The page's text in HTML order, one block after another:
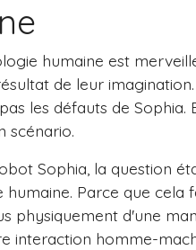
humaine est
de leur
les défauts de Sophia.
scénario.
Sophia, la question
Parce que cela
physiquement d'une
interaction homme-